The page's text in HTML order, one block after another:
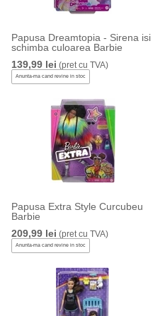
Papusa Dreamtopia - Sirena isi
schimba culoarea Barbie
139,99 lei (pret cu TVA)
Anunta-ma cand revine in stoc
Papusa Extra Style Curcubeu
Barbie
209,99 lei (pret cu TVA)
Anunta-ma cand revine in stoc